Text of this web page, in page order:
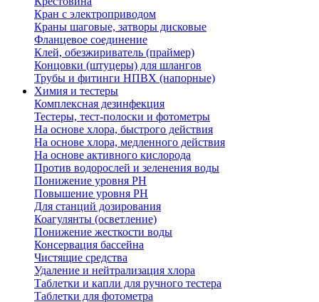
Кран с электроприводом
Краны шаговые, затворы дисковые
Фланцевое соединение
Клей, обезжириватель (праймер)
Концовки (штуцеры) для шлангов
Трубы и фитинги НПВХ (напорные)
Химия и тестеры
Комплексная дезинфекция
Тестеры, тест-полоски и фотометры
На основе хлора, быстрого действия
На основе хлора, медленного действия
На основе активного кислорода
Против водорослей и зеленения воды
Понижение уровня РН
Повышение уровня РН
Для станций дозирования
Коагулянты (осветление)
Понижение жесткости воды
Консервация бассейна
Чистящие средства
Удаление и нейтрализация хлора
Таблетки и капли для ручного тестера
Таблетки для фотометра